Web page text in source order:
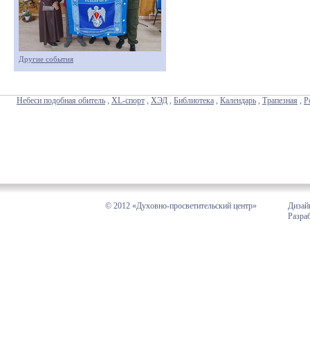
Другие события
Небеси подобная обитель , XL-спорт , ХЭД , Библиотека , Календарь , Трапезная ,
© 2012 «Духовно-просветительский центр»